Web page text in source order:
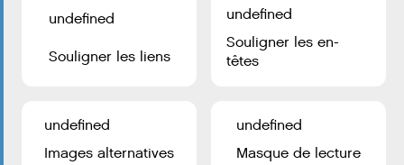
Suivez-nous :
undefined
Souligner les liens
undefined
Souligner les en-
têtes
undefined
Images alternatives
undefined
Masque de lecture